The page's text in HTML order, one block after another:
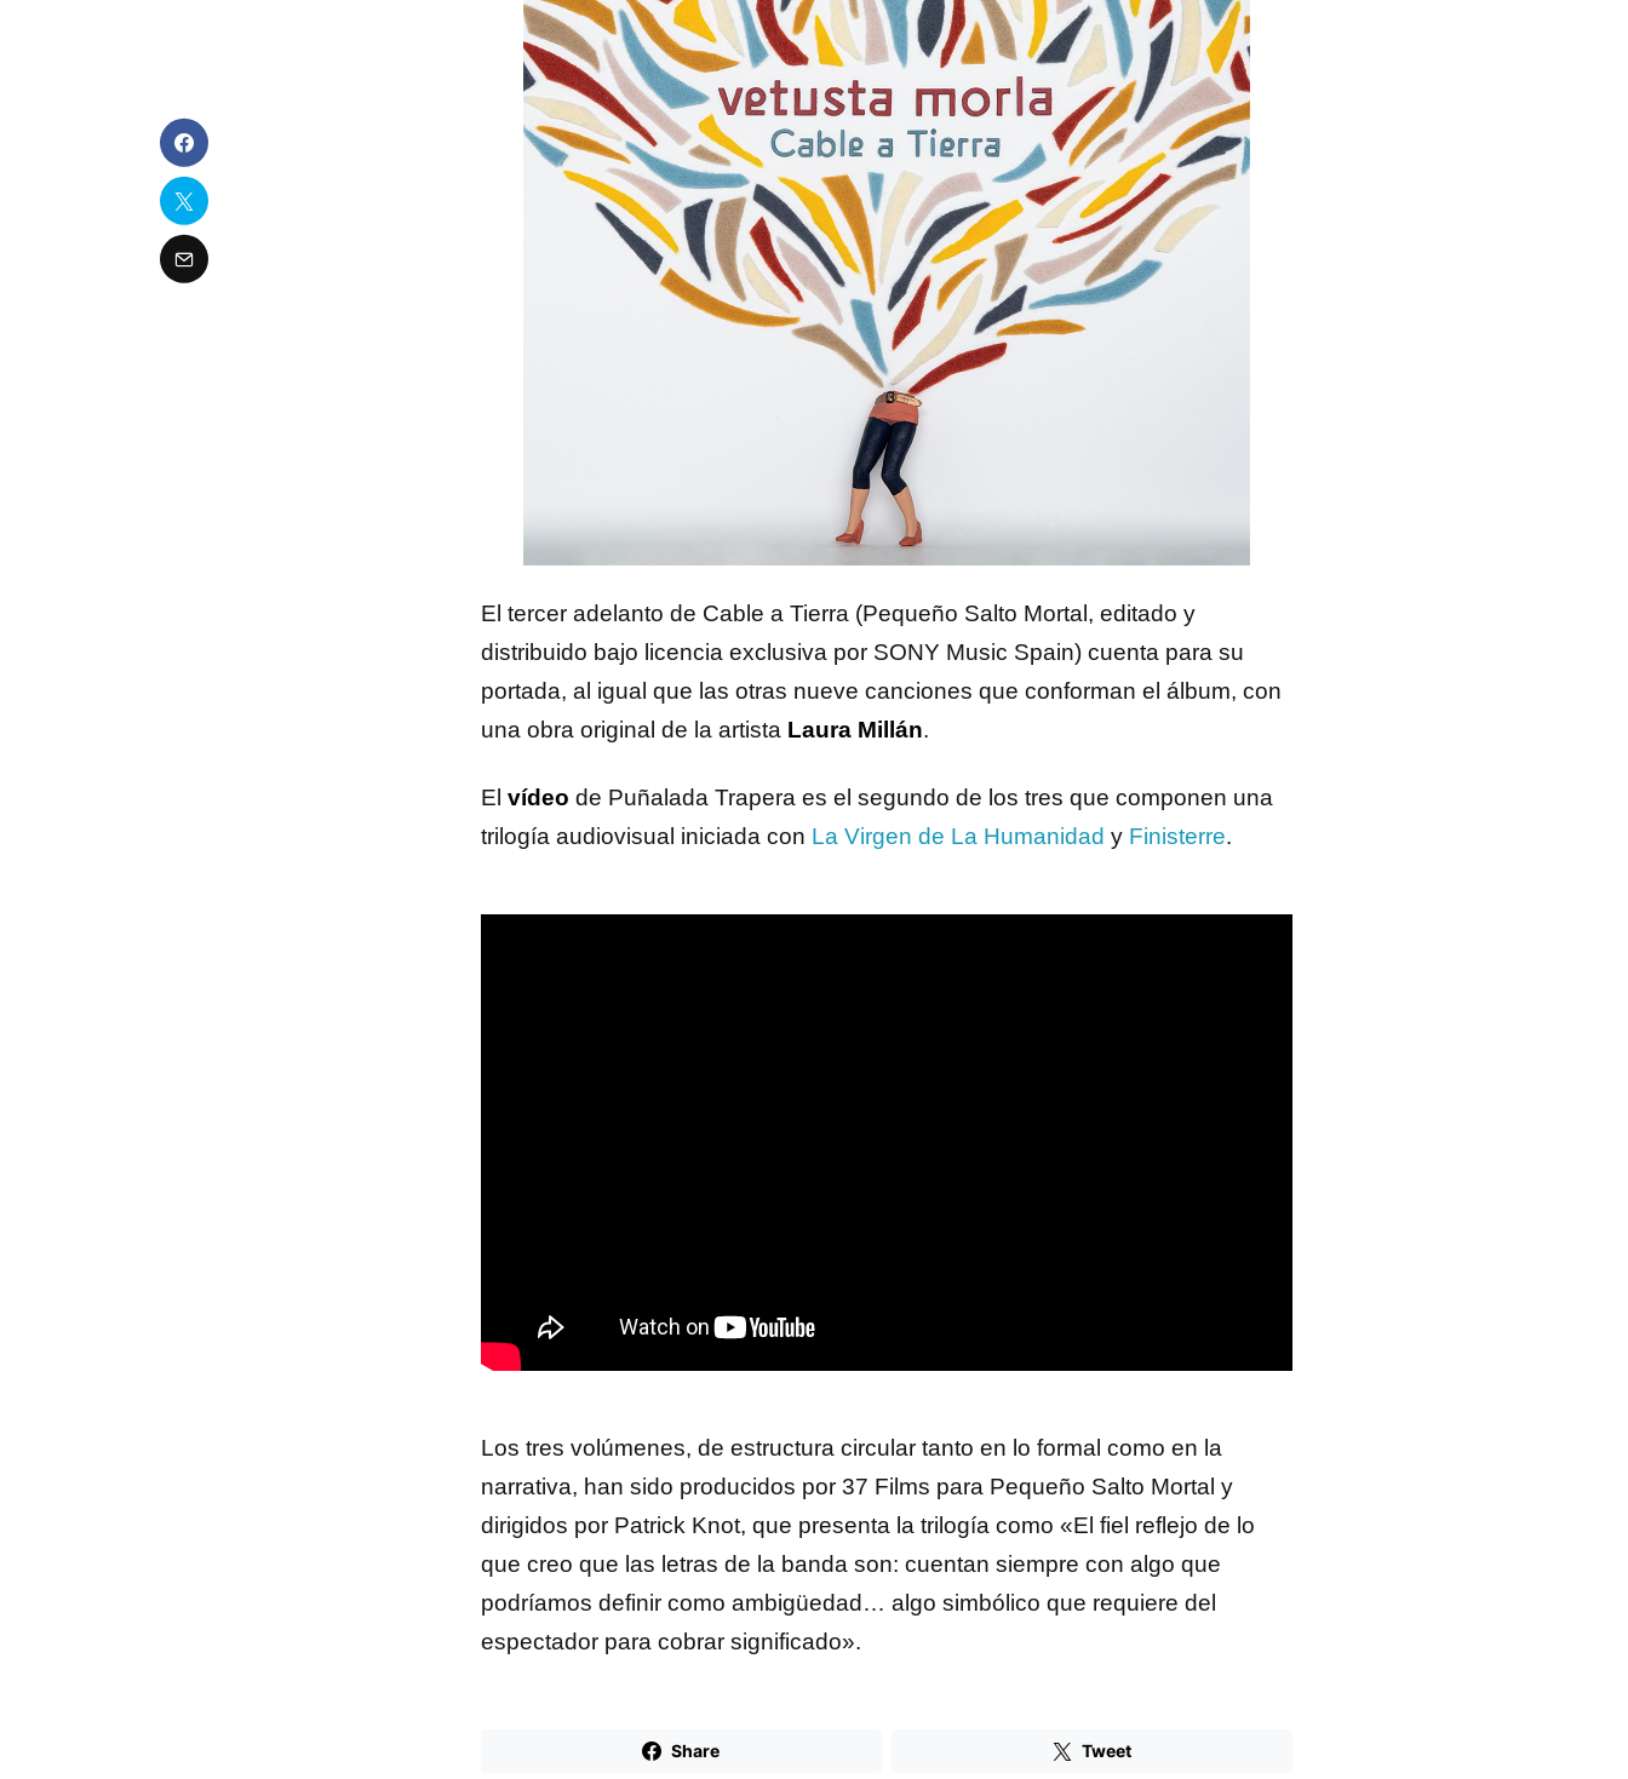
El tercer adelanto de Cable a Tierra (Pequeño Salto Mortal, editado y
distribuido bajo licencia exclusiva por SONY Music Spain) cuenta para su
portada, al igual que las otras nueve canciones que conforman el álbum, con
una obra original de la artista Laura Millán.
El vídeo de Puñalada Trapera es el segundo de los tres que componen una
trilogía audiovisual iniciada con La Virgen de La Humanidad y Finisterre.
Los tres volúmenes, de estructura circular tanto en lo formal como en la
narrativa, han sido producidos por 37 Films para Pequeño Salto Mortal y
dirigidos por Patrick Knot, que presenta la trilogía como «El fiel reflejo de lo
que creo que las letras de la banda son: cuentan siempre con algo que
podríamos definir como ambigüedad… algo simbólico que requiere del
espectador para cobrar significado».
Share Tweet